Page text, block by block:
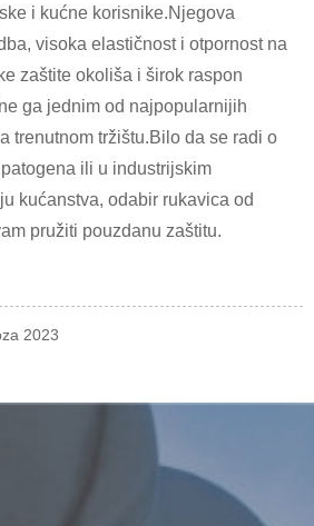
i kućne korisnike.Njegova
visoka elastičnost i otpornost na
zaštite okoliša i širok raspon
ga jednim od najpopularnijih
trenutnom tržištu.Bilo da se radi o
ili u industrijskim
kućanstva, odabir rukavica od
pružiti pouzdanu zaštitu.
2023